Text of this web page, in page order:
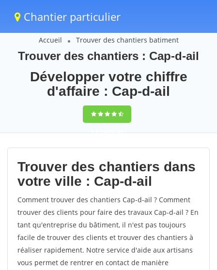
Chantier particulier
Accueil Trouver des chantiers batiment
Trouver des chantiers : Cap-d-ail
Développer votre chiffre
d'affaire : Cap-d-ail
9,5(100%)63
votes
Trouver des chantiers dans
votre ville : Cap-d-ail
Comment trouver des chantiers Cap-d-ail ? Comment
trouver des clients pour faire des travaux Cap-d-ail ? En
tant qu'entreprise du bâtiment, il n'est pas toujours
facile de trouver des clients et trouver des chantiers à
réaliser rapidement. Notre service d'aide aux artisans
vous permet de rentrer en contact de manière